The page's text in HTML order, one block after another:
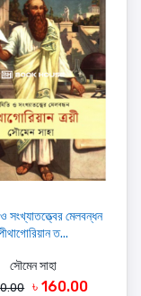
সংখ্যাতত্ত্বের মেলবন্ধন
ত...
সৌমেন সাহা
৳ 160.00